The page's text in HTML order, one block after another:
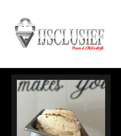
inhoud